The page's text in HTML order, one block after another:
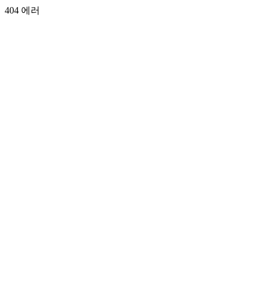
404 에러